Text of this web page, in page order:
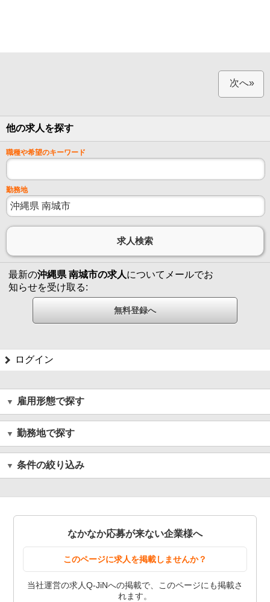
次へ»
他の求人を探す
職種や希望のキーワード
勤務地
最新の沖縄県 南城市の求人についてメールでお
知らせを受け取る:
ログイン
雇用形態で探す
勤務地で探す
条件の絞り込み
なかなか応募が来ない企業様へ
このページに求人を掲載しませんか？
当社運営の求人Q-JiNへの掲載で、このページにも掲載さ
れます。